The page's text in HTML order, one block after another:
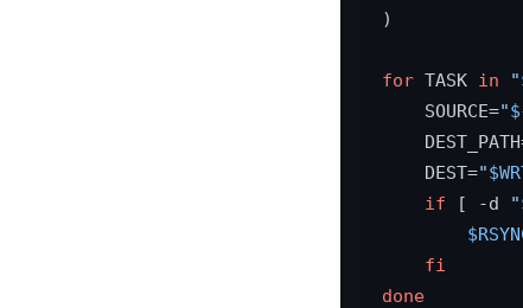
)
for TASK in "
    SOURCE=
"
    DEST=
"
if [ -d "
fi
done